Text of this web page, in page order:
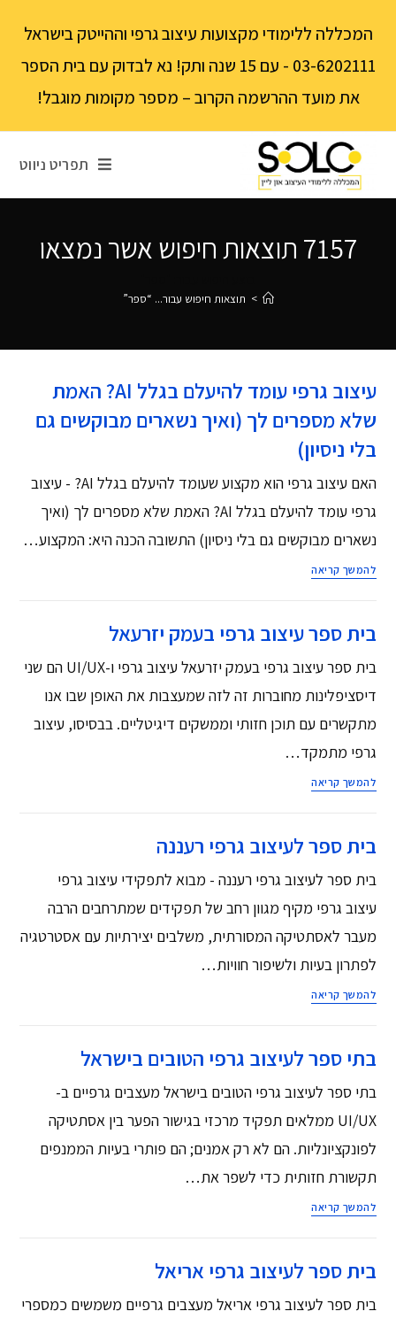
המכללה ללימודי מקצועות עיצוב גרפי וההייטק בישראל
03-6202111 - עם 15 שנה ותק! נא לבדוק עם בית הספר
את מועד ההרשמה הקרוב – מספר מקומות מוגבל!
תפריט ניווט
7157 תוצאות חיפוש אשר נמצאו
> תוצאות חיפוש עבור... “ספר”
עיצוב גרפי עומד להיעלם בגלל AI? האמת
שלא מספרים לך (ואיך נשארים מבוקשים גם
בלי ניסיון)
האם עיצוב גרפי הוא מקצוע שעומד להיעלם בגלל AI? - עיצוב
גרפי עומד להיעלם בגלל AI? האמת שלא מספרים לך (ואיך
נשארים מבוקשים גם בלי ניסיון) התשובה הכנה היא: המקצוע…
להמשך קריאה
בית ספר עיצוב גרפי בעמק יזרעאל
בית ספר עיצוב גרפי בעמק יזרעאל עיצוב גרפי ו-UI/UX הם שני
דיסציפלינות מחוברות זה לזה שמעצבות את האופן שבו אנו
מתקשרים עם תוכן חזותי וממשקים דיגיטליים. בבסיסו, עיצוב
גרפי מתמקד…
להמשך קריאה
בית ספר לעיצוב גרפי רעננה‏
בית ספר לעיצוב גרפי רעננה ‏- מבוא לתפקידי עיצוב גרפי
עיצוב גרפי מקיף מגוון רחב של תפקידים שמתרחבים הרבה
מעבר לאסתטיקה המסורתית, משלבים יצירתיות עם אסטרטגיה
לפתרון בעיות ולשיפור חוויות…
להמשך קריאה
בתי ספר לעיצוב גרפי הטובים בישראל
בתי ספר לעיצוב גרפי הטובים בישראל מעצבים גרפיים ב-
UI/UX ממלאים תפקיד מרכזי בגישור הפער בין אסתטיקה
לפונקציונליות. הם לא רק אמנים; הם פותרי בעיות הממנפים
תקשורת חזותית כדי לשפר את…
להמשך קריאה
בית ספר לעיצוב גרפי אריאל‏
בית ספר לעיצוב גרפי אריאל‏ מעצבים גרפיים משמשים כמספרי